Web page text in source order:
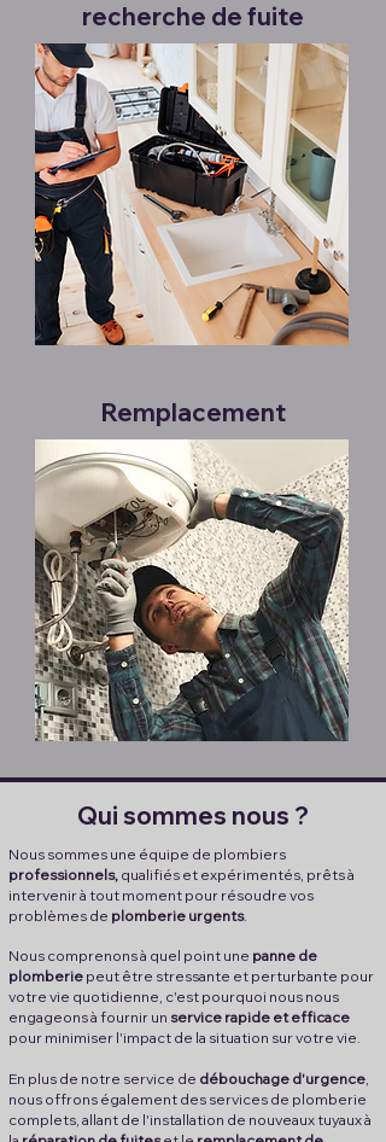
recherche de fuite
Remplacement
Qui sommes nous ?
Nous sommes une équipe de plombiers
professionnels, qualifiés et expérimentés, prêts à
intervenir à tout moment pour résoudre vos
problèmes de plomberie urgents.
Nous comprenons à quel point une panne de
plomberie peut être stressante et perturbante pour
votre vie quotidienne, c'est pourquoi nous nous
engageons à fournir un service rapide et efficace
pour minimiser l'impact de la situation sur votre vie.
En plus de notre service de débouchage d'urgence,
nous offrons également des services de plomberie
complets, allant de l'installation de nouveaux tuyaux à